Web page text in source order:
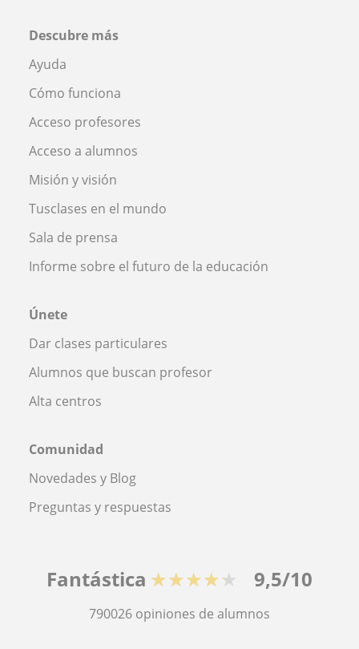
Descubre más
Ayuda
Cómo funciona
Acceso profesores
Acceso a alumnos
Misión y visión
Tusclases en el mundo
Sala de prensa
Informe sobre el futuro de la educación
Únete
Dar clases particulares
Alumnos que buscan profesor
Alta centros
Comunidad
Novedades y Blog
Preguntas y respuestas
Fantástica ★★★★★ 9,5/10
790026 opiniones de alumnos